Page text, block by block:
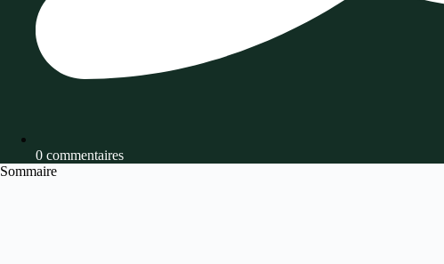
0 commentaires
Sommaire